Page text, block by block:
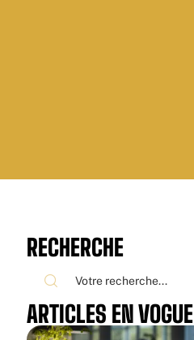
RECHERCHE
ARTICLES EN VOGUE